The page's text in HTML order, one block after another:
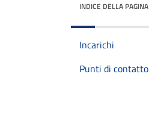
INDICE DELLA PAGINA
Incarichi
Punti di contatto